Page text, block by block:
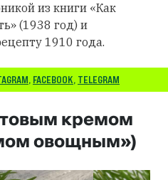
из книги «Как
(1938 год) и
1910 года.
, FACEBOOK, TELEGRAM
кремом
овощным»)